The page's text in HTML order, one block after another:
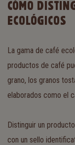
CÓMO
ECOLÓGICOS
La gama de café
productos de café
grano, los granos
elaborados como el
Distinguir un
con un sello